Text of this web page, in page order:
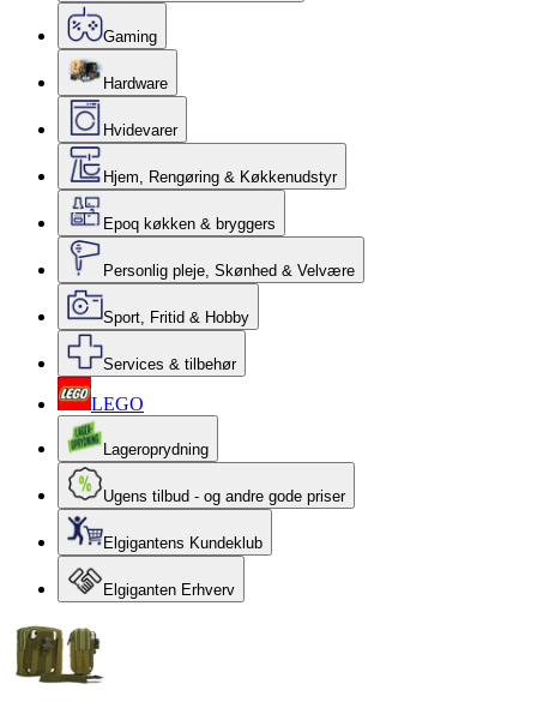
Gaming
Hardware
Hvidevarer
Hjem, Rengøring & Køkkenudstyr
Epoq køkken & bryggers
Personlig pleje, Skønhed & Velvære
Sport, Fritid & Hobby
Services & tilbehør
LEGO
Lageroprydning
Ugens tilbud - og andre gode priser
Elgigantens Kundeklub
Elgiganten Erhverv